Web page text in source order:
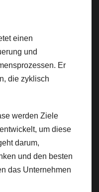
einen
und
Er
die zyklisch
werden Ziele
um diese
darum,
und den besten
das Unternehmen